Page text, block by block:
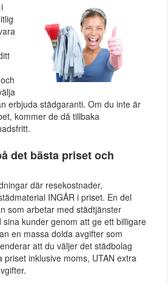
erbjuda städgaranti. Om du inte är
kommer de då tillbaka
det bästa priset och
där resekostnader,
INGÅR i priset. En del
som arbetar med städtjänster
kunder genom att ge ett billigare
en massa dolda avgifter som
att du väljer det städbolag
priset inklusive moms, UTAN extra